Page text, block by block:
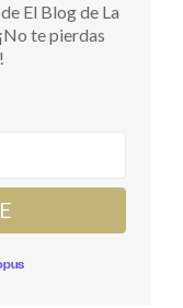
El Blog de La
te pierdas